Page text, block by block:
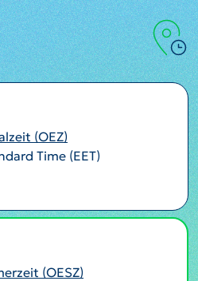
(OEZ)
Time (EET)
(OESZ)